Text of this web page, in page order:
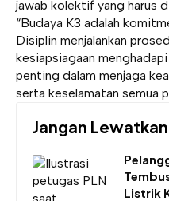
jawab kolektif yang harus
“Budaya K3 adalah
Disiplin menjalankan
kesiapsiagaan
penting dalam menjaga
serta keselamatan semua
Jangan
Listrik